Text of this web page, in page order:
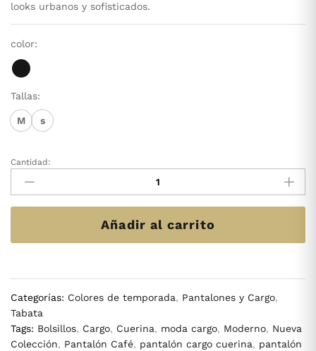
looks urbanos y sofisticados.
color:
Tallas:
M s
PANTALÓN
CARGO
CUERINA
Cantidad
Cantidad:
Añadir al carrito
Categorías: Colores de temporada, Pantalones y Cargo,
Tabata
Tags: Bolsillos, Cargo, Cuerina, moda cargo, Moderno, Nueva
Colección, Pantalón Café, pantalón cargo cuerina, pantalón